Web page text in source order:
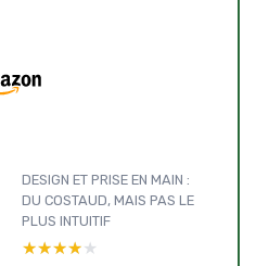
DESIGN ET PRISE EN MAIN :
DU COSTAUD, MAIS PAS LE
PLUS INTUITIF
★★★★★
★★★★★